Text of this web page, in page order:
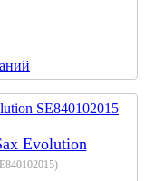
Evolution
)